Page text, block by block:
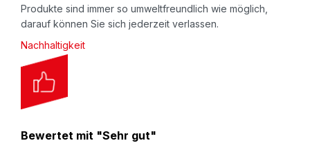
Produkte sind immer so umweltfreundlich wie möglich,
darauf können Sie sich jederzeit verlassen.
Nachhaltigkeit
Bewertet mit "Sehr gut"